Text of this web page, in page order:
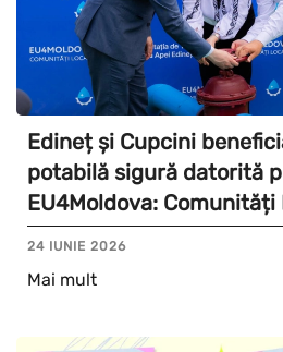
Edineț și Cupcini
potabilă sigură datorită
EU4Moldova: Comunități
24 IUNIE 2026
Mai mult